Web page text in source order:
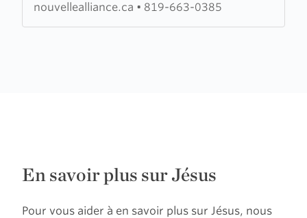
nouvellealliance.ca • 819-663-0385
En savoir plus sur Jésus
Pour vous aider à en savoir plus sur Jésus, nous